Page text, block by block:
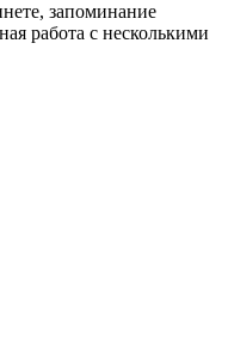
запоминание
работа с несколькими